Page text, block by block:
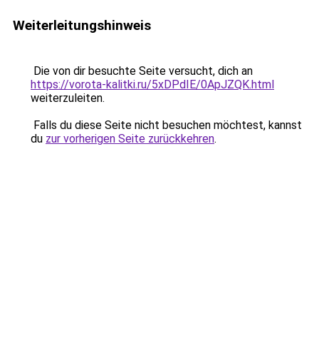
Weiterleitungshinweis
Die von dir besuchte Seite versucht, dich an
https://vorota-kalitki.ru/5xDPdIE/0ApJZQK.html
weiterzuleiten.
Falls du diese Seite nicht besuchen möchtest, kannst
du zur vorherigen Seite zurückkehren.